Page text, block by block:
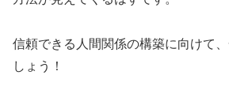
信頼できる人間関係の構築に向けて
しょう！